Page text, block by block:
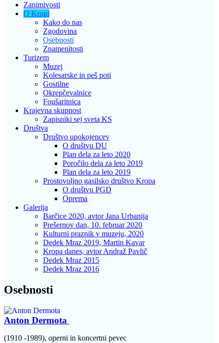
Zanimivosti
O Kropi
Kako do nas
Zgodovina
Osebnosti
Znamenitosti
Turizem
Muzej
Kolesarske in peš poti
Gostilne
Okrepčevalnice
Foušaritnica
Krajevna skupnost
Zapisniki sej sveta KS
Društva
Društvo upokojencev
O društvu DU
Plan dela za leto 2020
Poročilo dela za leto 2019
Plan dela za leto 2019
Prostovoljno gasilsko društvo Kropa
O društvu PGD
Oprema
Galerija
Barčice 2020, avtor Jana Urbanija
Prešernov dan, 10. februar 2020
Kulturni praznik v muzeju, 2020
Dedek Mraz 2019, Martin Kavar
Kropa danes, avtor Andraž Pavlič
Dedek Mraz 2015
Dedek Mraz 2016
Osebnosti
Anton Dermota
(1910 -1989), operni in koncertni pevec